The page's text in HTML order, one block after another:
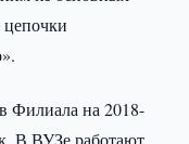
цепочки
Филиала на 2018-
В ВУЗе работают